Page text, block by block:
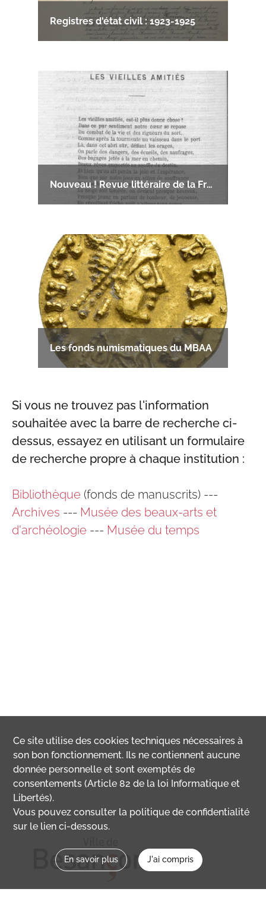
Registres d'état civil : 1923-1925
Nouveau ! Revue littéraire de la Franche-Comté
Les fonds numismatiques du MBAA
Si vous ne trouvez pas l'information
souhaitée avec la barre de recherche ci-
dessus, essayez en utilisant un formulaire
de recherche propre à chaque institution :
Bibliothèque (fonds de manuscrits) ---
Archives --- Musée des beaux-arts et
d'archéologie --- Musée du temps
Ce site utilise descookies techniques nécessaires à
son bon fonctionnement. Ils ne contiennent aucune
donnée personnelle et sont exemptés de
consentements (Article 82 de la loi Informatique et
Libertés).
Vous pouvez consulter la politique de confidentialité
sur le lien ci-dessous.
En savoir plus J'ai compris